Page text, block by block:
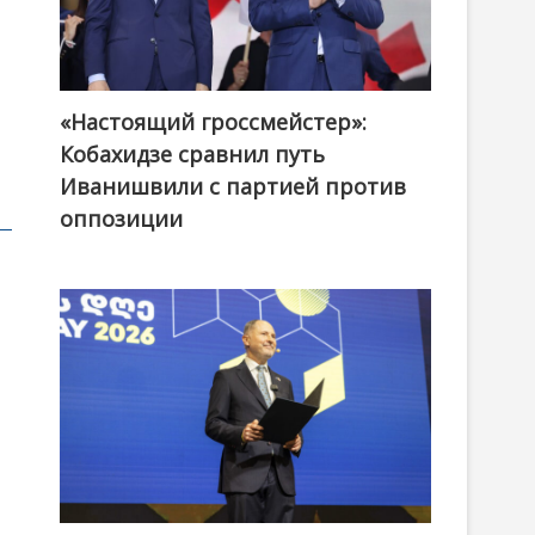
@ქართული ოცნება / Georgian Dream
«Настоящий гроссмейстер»:
Кобахидзе сравнил путь
Иванишвили с партией против
оппозиции